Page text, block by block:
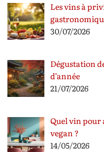
Les vins à
30/07/2026
Dégustation
d’année
21/07/2026
Quel vin pour
vegan ?
14/05/2026